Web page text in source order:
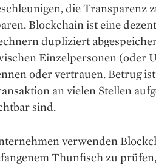
die Transparenz
Blockchain ist eine
dupliziert
Einzelpersonen (oder
oder vertrauen. Betrug
an vielen Stellen
sind.
verwenden
Thunfisch zu